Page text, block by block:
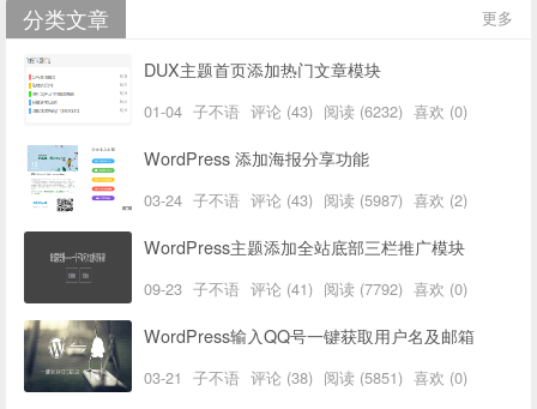
更多
分类文章
DUX主题首页添加热门文章模块
01-04 子不语 评论 (43) 阅读 (6232) 喜欢 (0)
WordPress 添加海报分享功能
03-24 子不语 评论 (43) 阅读 (5987) 喜欢 (2)
WordPress主题添加全站底部三栏推广模块
09-23 子不语 评论 (41) 阅读 (7792) 喜欢 (0)
WordPress输入QQ号一键获取用户名及邮箱
03-21 子不语 评论 (38) 阅读 (5851) 喜欢 (0)